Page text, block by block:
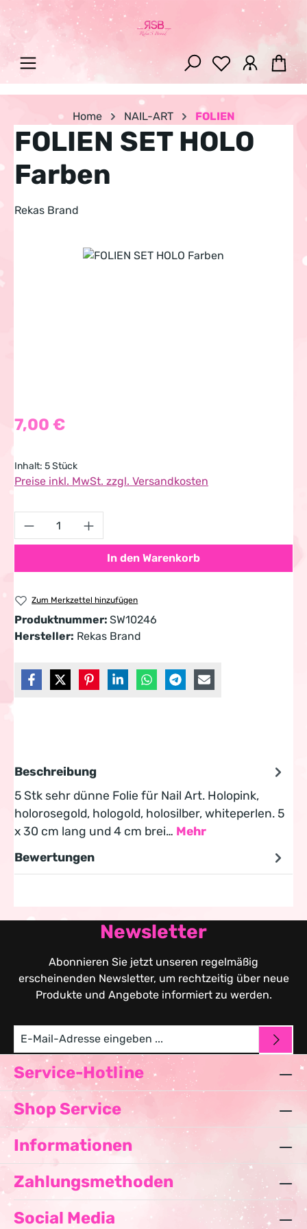
Zum Hauptinhalt springen
Home NAIL-ART FOLIEN
FOLIEN SET HOLO
Farben
Rekas Brand
Bildergalerie überspringen
Regulärer Preis:
7,00 €
Inhalt: 5 Stück
Preise inkl. MwSt. zzgl. Versandkosten
Produkt Anzahl: Gib den gewünschten
In den Warenkorb
Zum Merkzettel hinzufügen
Produktnummer: SW10246
Hersteller: Rekas Brand
Beschreibung
5 Stk sehr dünne Folie für Nail Art. Holopink,
holorosegold, hologold, holosilber, whiteperlen. 5
x 30 cm lang und 4 cm brei… Mehr
Bewertungen
Newsletter
Abonnieren Sie jetzt unseren regelmäßig
erscheinenden Newsletter, um rechtzeitig über neue
Produkte und Angebote informiert zu werden.
Service-Hotline
Shop Service
Informationen
Zahlungsmethoden
Social Media